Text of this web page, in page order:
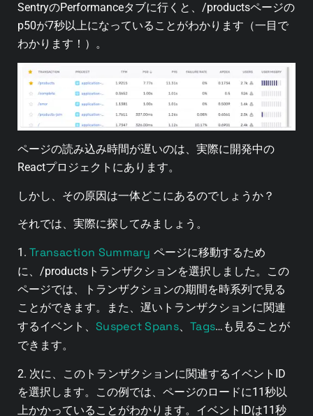
SentryのPerformanceタブに行くと、/productsページの
p50が7秒以上になっていることがわかります（一目で
わかります！）。
ページの読み込み時間が遅いのは、実際に開発中の
Reactプロジェクトにあります。
しかし、その原因は一体どこにあるのでしょうか？
それでは、実際に探してみましょう。
1. Transaction Summary ページに移動するため
に、/productsトランザクションを選択しました。この
ページでは、トランザクションの期間を時系列で見る
ことができます。また、遅いトランザクションに関連
するイベント、 Suspect Spans、 Tags…も見ることが
できます。
2. 次に、このトランザクションに関連するイベントID
を選択します。
この例では、ページのロードに11秒以
上かかっていることがわかります。 イベントIDは11秒